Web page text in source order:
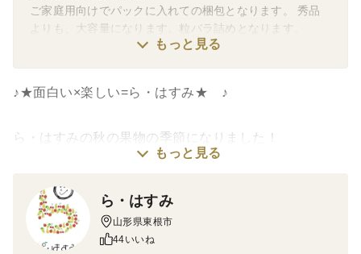
ご家庭用向けでパックに入れての梱包となります。 秀品
よりも、大容量になります。粒バラ詰めとなります。
もっと見る
♪★面白い×楽しい=ら・はすみ★ ♪
ら・はすみの秋の果物の季節になりました！
お届けするシャインマスカットは、
送しております！
★シャインマスカットの商品説明★
もっと見る
ら・はすみ
山形県東根市
44いいね